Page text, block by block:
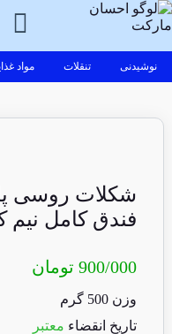
نوشیدنی تنقلات مواد
شکلات روسی
فندق کامل نیم
900/000 تومان
وزن 500 گرم
تاریخ انقضاء معتبر